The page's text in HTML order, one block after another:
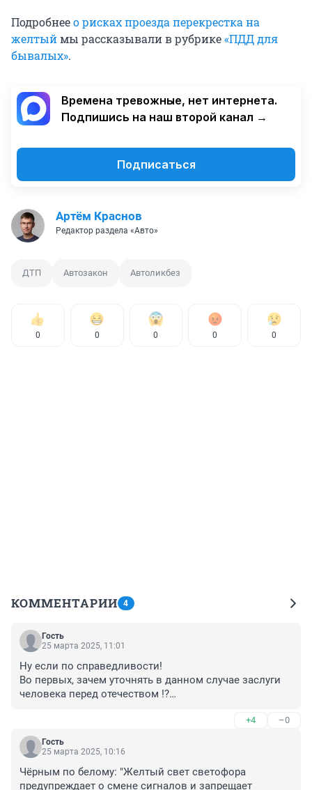
Подробнеео рисках проезда перекрестка на
желтыймы рассказывали в рубрике«ПДД для
бывалых».
Времена тревожные, нет интернета.
Подпишись на наш второй канал →
Подписаться
Артём Краснов
Редактор раздела «Авто»
ДТП Автозакон Автоликбез
0 0 0 0 0
КОММЕНТАРИИ 4
Гость
25 марта 2025, 11:01
Ну если по справедливости!
Во первых, зачем уточнять в данном случае заслуги
человека перед отечеством !?
назначить виновным в дтп за то что он не уступил
право проезда прямо движущего авто!
+4 –0
Гость
25 марта 2025, 10:16
Чёрным по белому: "Желтый свет светофора
предупреждает о смене сигналов и запрещает